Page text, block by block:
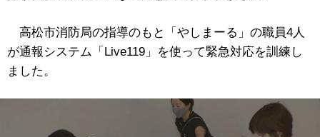
高松市消防局の指導のもと「やしまーる」の職員4人
が通報システム「Live119」を使って緊急対応を訓練し
ました。